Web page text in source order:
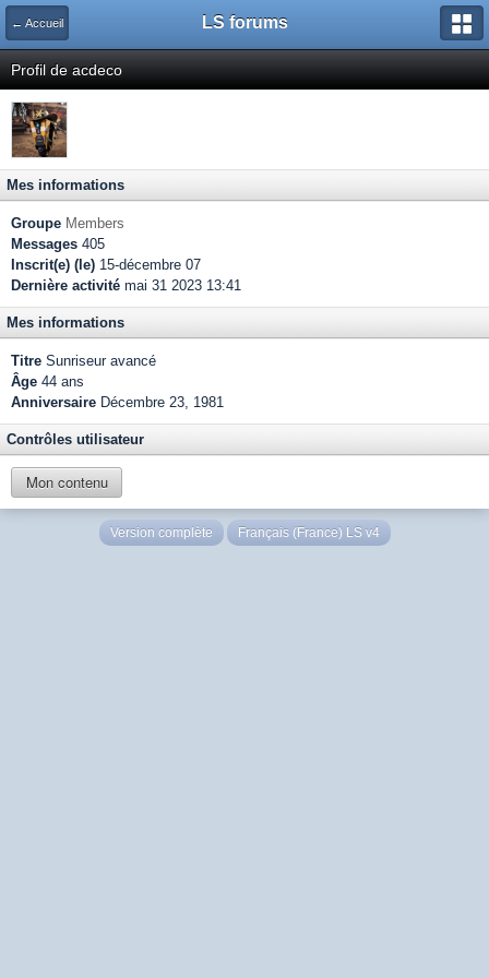
← Accueil LS forums
Profil de acdeco
Mes informations
Groupe Members
Messages 405
Inscrit(e) (le) 15-décembre 07
Dernière activité mai 31 2023 13:41
Mes informations
Titre Sunriseur avancé
Âge 44 ans
Anniversaire Décembre 23, 1981
Contrôles utilisateur
Mon contenu
Version complète Français (France) LS v4